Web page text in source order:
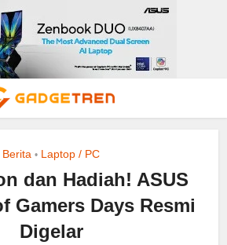
Berita • Laptop / PC
dan Hadiah! ASUS
Gamers Days Resmi
Digelar